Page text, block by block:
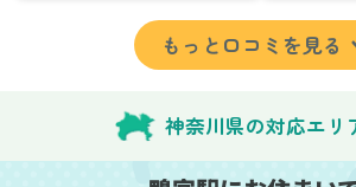
が集めた物や古い家具が
多く、自分たちだけでは
どうにもならない状態で
んが手際よく片付けてく
れたので、部屋が驚くほ
どスッキリしました。自
とができ
古い家具
ど、処分
よく対応
きました。
当日は2
もっと口コミを見る
神奈川県の対応エリ